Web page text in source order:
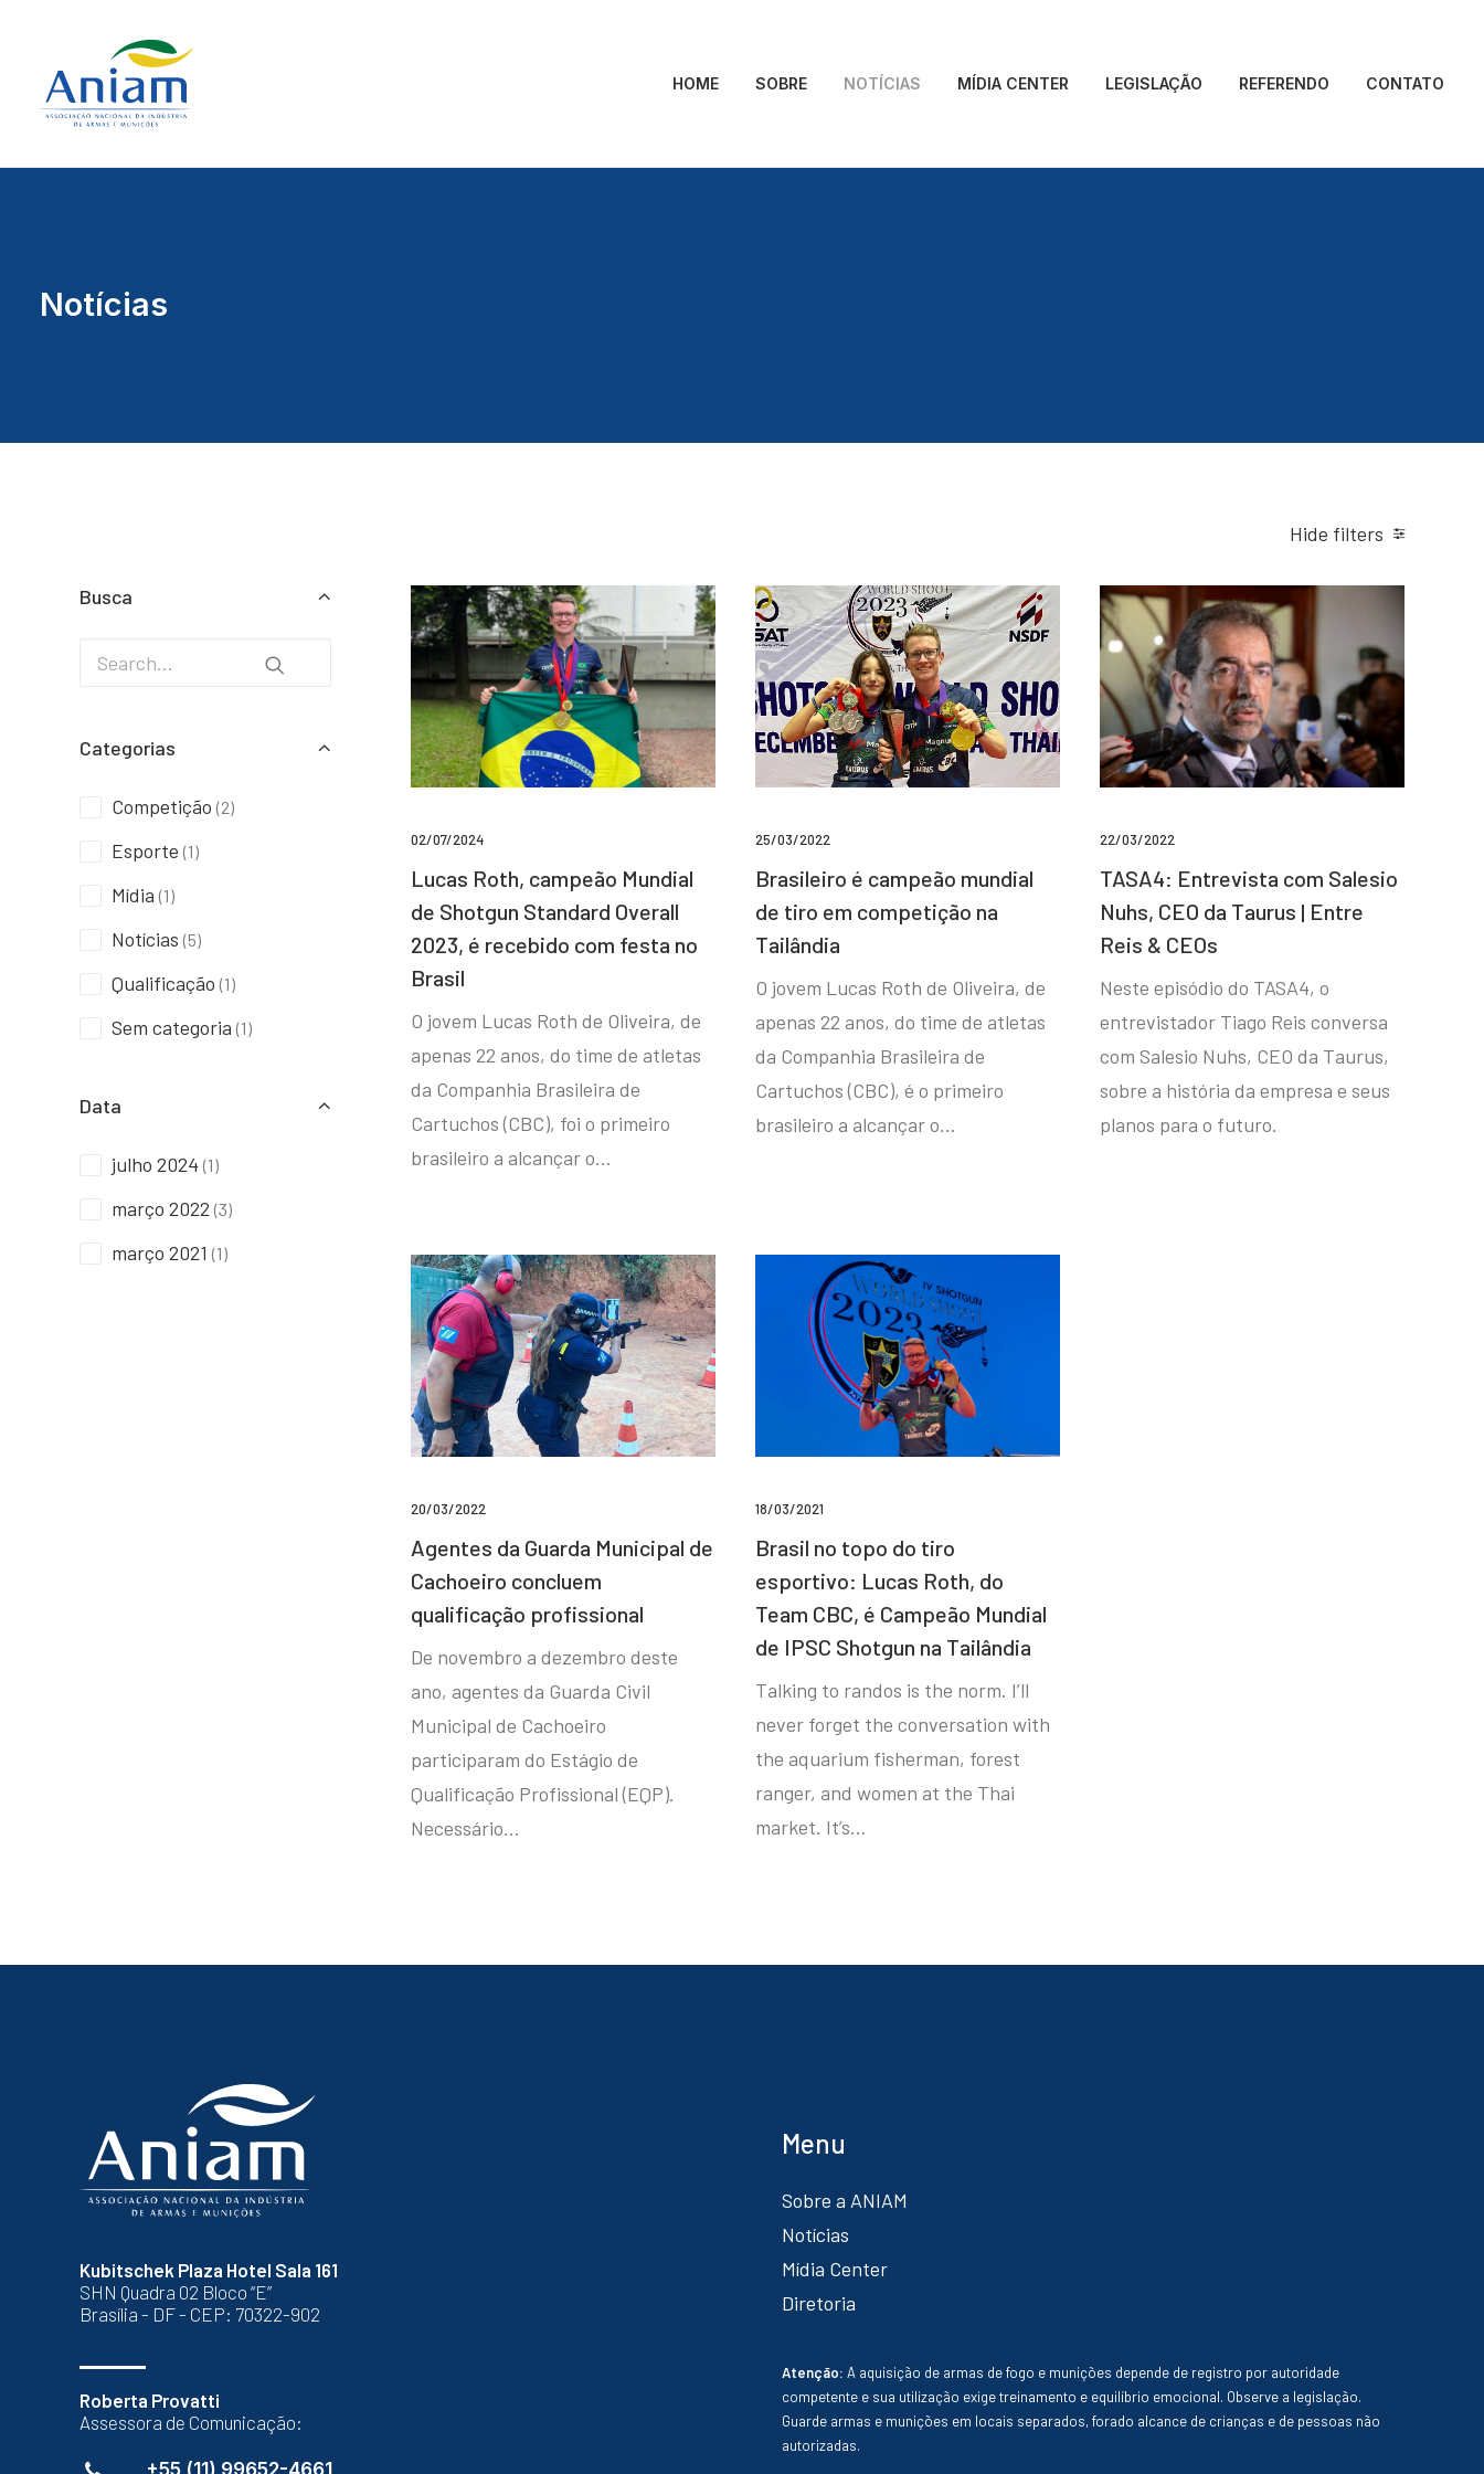
HOME SOBRE NOTÍCIAS MÍDIA CENTER LEGISLAÇÃO REFERENDO CONTATO
Notícias
Hide filters
Busca
Categorias
Competição (2)
Esporte (1)
Mídia (1)
Notícias (5)
Qualificação (1)
Sem categoria (1)
Data
julho 2024 (1)
março 2022 (3)
março 2021 (1)
02/07/2024
Lucas Roth, campeão Mundial
de Shotgun Standard Overall
2023, é recebido com festa no
Brasil
O jovem Lucas Roth de Oliveira, de
apenas 22 anos, do time de atletas
da Companhia Brasileira de
Cartuchos (CBC), foi o primeiro
brasileiro a alcançar o…
25/03/2022
Brasileiro é campeão mundial
de tiro em competição na
Tailândia
O jovem Lucas Roth de Oliveira, de
apenas 22 anos, do time de atletas
da Companhia Brasileira de
Cartuchos (CBC), é o primeiro
brasileiro a alcançar o…
22/03/2022
TASA4: Entrevista com Salesio
Nuhs, CEO da Taurus | Entre
Reis & CEOs
Neste episódio do TASA4, o
entrevistador Tiago Reis conversa
com Salesio Nuhs, CEO da Taurus,
sobre a história da empresa e seus
planos para o futuro.
20/03/2022
Agentes da Guarda Municipal de
Cachoeiro concluem
qualificação profissional
De novembro a dezembro deste
ano, agentes da Guarda Civil
Municipal de Cachoeiro
participaram do Estágio de
Qualificação Profissional (EQP).
Necessário…
18/03/2021
Brasil no topo do tiro
esportivo: Lucas Roth, do
Team CBC, é Campeão Mundial
de IPSC Shotgun na Tailândia
Talking to randos is the norm. I’ll
never forget the conversation with
the aquarium fisherman, forest
ranger, and women at the Thai
market. It’s…
Kubitschek Plaza Hotel Sala 161
SHN Quadra 02 Bloco “E”
Brasília - DF - CEP: 70322-902
Roberta Provatti
Assessora de Comunicação:
+55 (11) 99652-4661
Menu
Sobre a ANIAM
Notícias
Mídia Center
Diretoria
Atenção: A aquisição de armas de fogo e munições depende de registro por autoridade
competente e sua utilização exige treinamento e equilíbrio emocional. Observe a legislação.
Guarde armas e munições em locais separados, forado alcance de crianças e de pessoas não
autorizadas.